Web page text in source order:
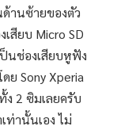
ด้านซ้ายของตัว
เสียบ Micro SD
นช่องเสียบหูฟัง
ย Sony Xperia
ง 2 ซิมเลยครับ
ท่านั้นเอง ไม่